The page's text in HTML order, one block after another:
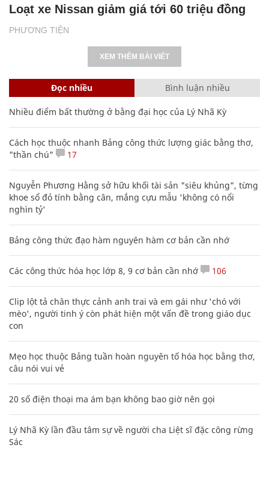
PHƯƠNG TIỆN
Loạt xe Nissan giảm giá tới 60 triệu đồng
XEM THÊM BÀI VIẾT
Đọc nhiều Bình luận nhiều
Nhiều điểm bất thường ở bằng đại học của Lý Nhã Kỳ
Cách học thuộc nhanh Bảng công thức lượng giác bằng thơ,
"thần chú"
17
Nguyễn Phương Hằng sở hữu khối tài sản "siêu khủng", từng
khoe sổ đỏ tính bằng cân, mắng cựu mẫu 'không có nổi
nghìn tỷ'
Bảng công thức đạo hàm nguyên hàm cơ bản cần nhớ
Các công thức hóa học lớp 8, 9 cơ bản cần nhớ 106
Clip lột tả chân thực cảnh anh trai và em gái như 'chó với
mèo', người tinh ý còn phát hiện một vấn đề trong giáo dục
con
Mẹo học thuộc Bảng tuần hoàn nguyên tố hóa học bằng thơ,
câu nói vui vẻ
20 số điện thoại ma ám bạn không bao giờ nên gọi
Lý Nhã Kỳ lần đầu tâm sự về người cha Liệt sĩ đặc công rừng
Sác